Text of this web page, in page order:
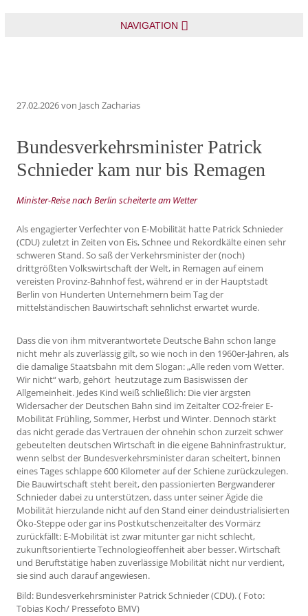
NAVIGATION
27.02.2026von Jasch Zacharias
Bundesverkehrsminister Patrick
Schnieder kam nur bis Remagen
Minister-Reise nach Berlin scheiterte am Wetter
Als engagierter Verfechter von E-Mobilität hatte Patrick Schnieder
(CDU) zuletzt in Zeiten von Eis, Schnee und Rekordkälte einen sehr
schweren Stand. So saß der Verkehrsminister der (noch)
drittgrößten Volkswirtschaft der Welt, in Remagen auf einem
vereisten Provinz-Bahnhof fest, während er in der Hauptstadt
Berlin von Hunderten Unternehmern beim Tag der
mittelständischen Bauwirtschaft sehnlichst erwartet wurde.
Dass die von ihm mitverantwortete Deutsche Bahn schon lange
nicht mehr als zuverlässig gilt, so wie noch in den 1960er-Jahren, als
die damalige Staatsbahn mit dem Slogan: „Alle reden vom Wetter.
Wir nicht“ warb, gehört heutzutage zum Basiswissen der
Allgemeinheit. Jedes Kind weiß schließlich: Die vier ärgsten
Widersacher der Deutschen Bahn sind im Zeitalter CO2-freier E-
Mobilität Frühling, Sommer, Herbst und Winter. Dennoch stärkt
das nicht gerade das Vertrauen der ohnehin schon zurzeit schwer
gebeutelten deutschen Wirtschaft in die eigene Bahninfrastruktur,
wenn selbst der Bundesverkehrsminister daran scheitert, binnen
eines Tages schlappe 600 Kilometer auf der Schiene zurückzulegen.
Die Bauwirtschaft steht bereit, den passionierten Bergwanderer
Schnieder dabei zu unterstützen, dass unter seiner Ägide die
Mobilität hierzulande nicht auf den Stand einer deindustrialisierten
Öko-Steppe oder gar ins Postkutschenzeitalter des Vormärz
zurückfällt: E-Mobilität ist zwar mitunter gar nicht schlecht,
zukunftsorientierte Technologieoffenheit aber besser. Wirtschaft
und Beruftstätige haben zuverlässige Mobilität nicht nur verdient,
sie sind auch darauf angewiesen.
Bild: Bundesverkehrsminister Patrick Schnieder (CDU). ( Foto:
Tobias Koch/ Pressefoto BMV)